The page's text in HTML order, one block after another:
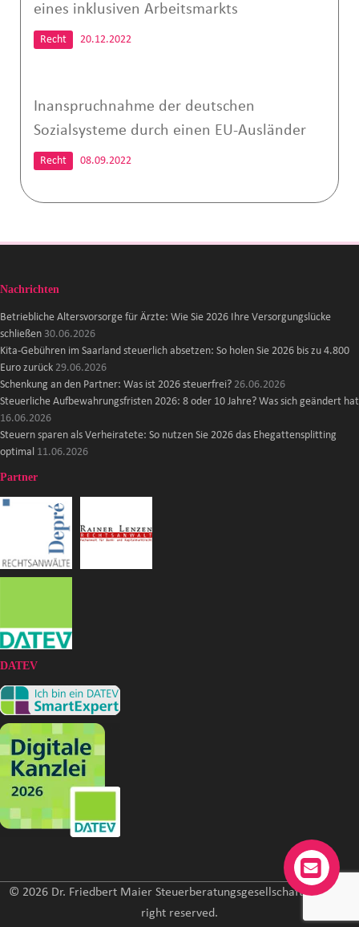
eines inklusiven Arbeitsmarkts
Recht 20.12.2022
Inanspruchnahme der deutschen
Sozialsysteme durch einen EU-Ausländer
Recht 08.09.2022
Nachrichten
Betriebliche Altersvorsorge für Ärzte: Wie Sie 2026 Ihre Versorgungslücke
schließen 30.06.2026
Kita-Gebühren im Saarland steuerlich absetzen: So holen Sie 2026 bis zu 4.800
Euro zurück 29.06.2026
Schenkung an den Partner: Was ist 2026 steuerfrei? 26.06.2026
Steuerliche Aufbewahrungsfristen 2026: 8 oder 10 Jahre? Was sich geändert hat
16.06.2026
Steuern sparen als Verheiratete: So nutzen Sie 2026 das Ehegattensplitting
optimal 11.06.2026
Partner
DATEV
© 2026 Dr. Friedbert Maier Steuerberatungsgesellschaft mbH. All
right reserved.